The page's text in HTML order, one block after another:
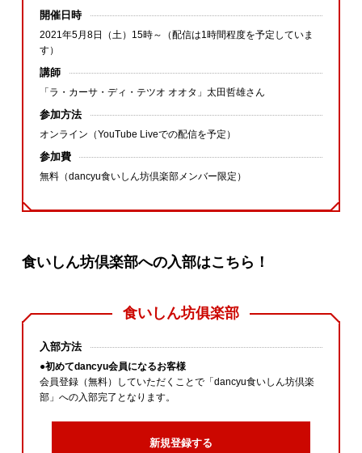
開催日時
2021年5月8日（土）15時～（配信は1時間程度を予定していま
す）
講師
「ラ・カーサ・ディ・テツオ オオタ」太田哲雄さん
参加方法
オンライン（YouTube Liveでの配信を予定）
参加費
無料（dancyu食いしん坊倶楽部メンバー限定）
食いしん坊倶楽部への入部はこちら！
食いしん坊俱楽部
入部方法
●初めてdancyu会員になるお客様
会員登録（無料）していただくことで「dancyu食いしん坊倶楽
部」への入部完了となります。
新規登録する